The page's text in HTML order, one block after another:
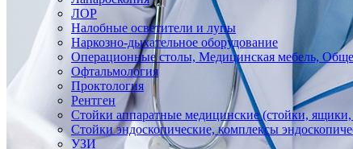
ЛОР
Налобные осветители и лупы
Наркозно-дыхательное оборудование
Операционные столы, Медицинская мебель,
Офтальмология
Проктология
Рентген
Стойки аппаратные медицинские (стойки,
Стойки эндоскопические, комплексы
УЗИ